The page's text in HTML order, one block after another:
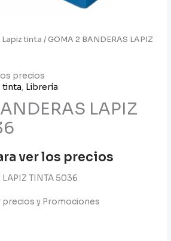
Lapiz tinta / GOMA 2 BANDERAS LAPIZ
precios
tinta, Librería
LAPIZ
ver los precios
TINTA 5036
precios y Promociones